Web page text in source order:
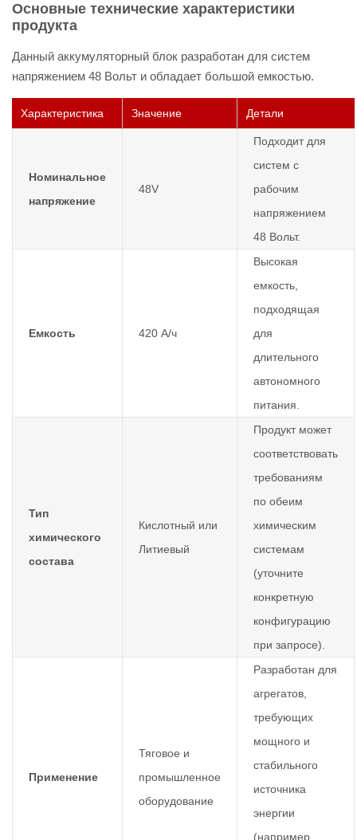
Основные технические характеристики
продукта
Данный аккумуляторный блок разработан для систем
напряжением 48 Вольт и обладает большой емкостью.
Характеристика Значение Детали
Номинальное
напряжение
48V
Подходит для
систем с
рабочим
напряжением
48 Вольт.
Емкость 420 А/ч
Высокая
емкость,
подходящая
для
длительного
автономного
питания.
Тип
химического
состава
Кислотный или
Литиевый
Продукт может
соответствовать
требованиям
по обеим
химическим
системам
(уточните
конкретную
конфигурацию
при запросе).
Применение
Тяговое и
промышленное
оборудование
Разработан для
агрегатов,
требующих
мощного и
стабильного
источника
энергии
(например,